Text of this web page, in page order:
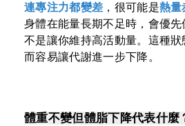
連專注力都變差 ，很可能是熱量
身體在能量長期不足時，會優
不是讓你維持高活動量。這種狀
而容易讓代謝進一步下降。
體重不變但體脂下降代表什麼